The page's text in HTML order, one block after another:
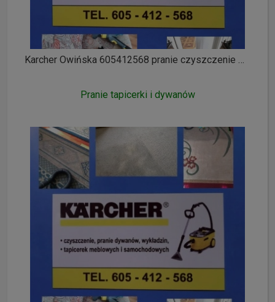
Karcher Owińska 605412568 pranie czyszczenie wykładzin dywanów tapicerki meblowej i samochodowej ozonowanie
Pranie tapicerki i dywanów